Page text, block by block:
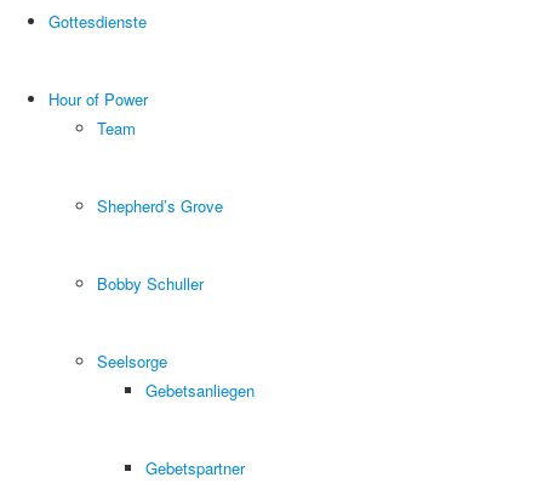
Gottesdienste
Hour of Power
Team
Shepherd’s Grove
Bobby Schuller
Seelsorge
Gebetsanliegen
Gebetspartner